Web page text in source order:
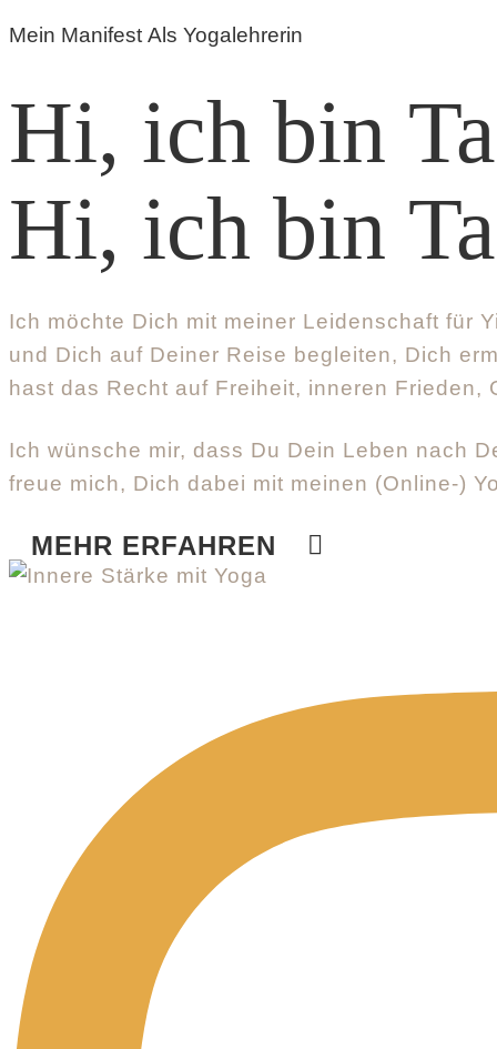
Mein Manifest Als Yogalehrerin
Hi, ich bin
Hi, ich bin
Ich möchte Dich mit meiner Leidenschaft für
und Dich auf Deiner Reise begleiten, Dich
hast das Recht auf Freiheit, inneren
Ich wünsche mir, dass Du Dein Leben nach
freue mich, Dich dabei mit meinen (Online-)
MEHR ERFAHREN